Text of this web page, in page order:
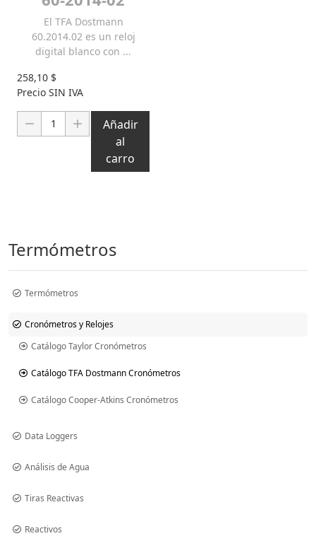
El TFA Dostmann
60.2014.02 es un reloj
digital blanco con ...
258,10 $
Precio SIN IVA
Cantidad:
Añadir
al
carro
Termómetros
Termómetros
Cronómetros y Relojes
Catálogo Taylor Cronómetros
Catálogo TFA Dostmann Cronómetros
Catálogo Cooper-Atkins Cronómetros
Data Loggers
Análisis de Agua
Tiras Reactivas
Reactivos